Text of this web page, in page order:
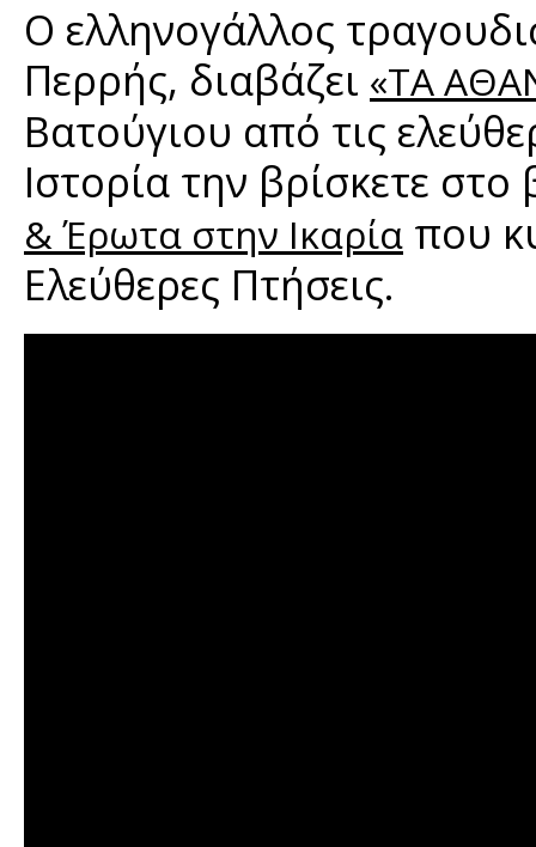
Ο ελληνογάλλος
Περρής, διαβάζει «TΑ
Βατούγιου από τις
Ιστορία την βρίσκετε στο
& Έρωτα στην Ικαρία που
Ελεύθερες Πτήσεις.